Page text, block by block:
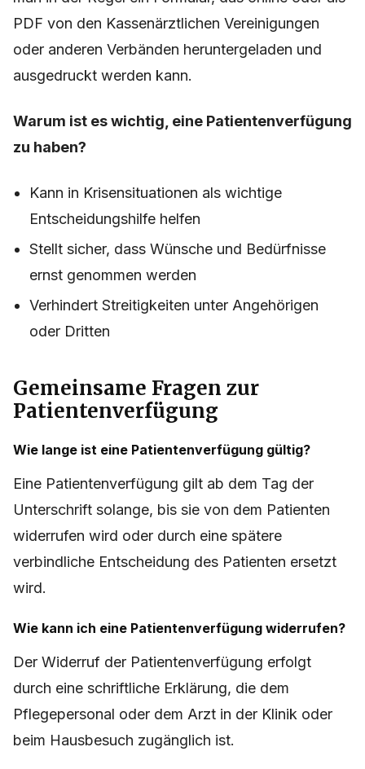
PDF von den Kassenärztlichen Vereinigungen
oder anderen Verbänden heruntergeladen und
ausgedruckt werden kann.
Warum ist es wichtig, eine Patientenverfügung
zu haben?
Kann in Krisensituationen als wichtige
Entscheidungshilfe helfen
Stellt sicher, dass Wünsche und Bedürfnisse
ernst genommen werden
Verhindert Streitigkeiten unter Angehörigen
oder Dritten
Gemeinsame Fragen zur
Patientenverfügung
Wie lange ist eine Patientenverfügung gültig?
Eine Patientenverfügung gilt ab dem Tag der
Unterschrift solange, bis sie von dem Patienten
widerrufen wird oder durch eine spätere
verbindliche Entscheidung des Patienten ersetzt
wird.
Wie kann ich eine Patientenverfügung widerrufen?
Der Widerruf der Patientenverfügung erfolgt
durch eine schriftliche Erklärung, die dem
Pflegepersonal oder dem Arzt in der Klinik oder
beim Hausbesuch zugänglich ist.